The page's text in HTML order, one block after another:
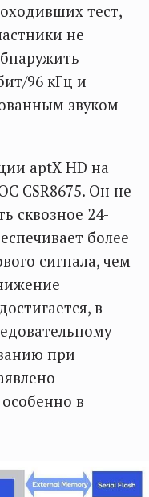
тест,
не
96 кГц и
звуком
aptX HD на
CSR8675. Он не
сквозное 24-
более
сигнала, чем
в
при
в